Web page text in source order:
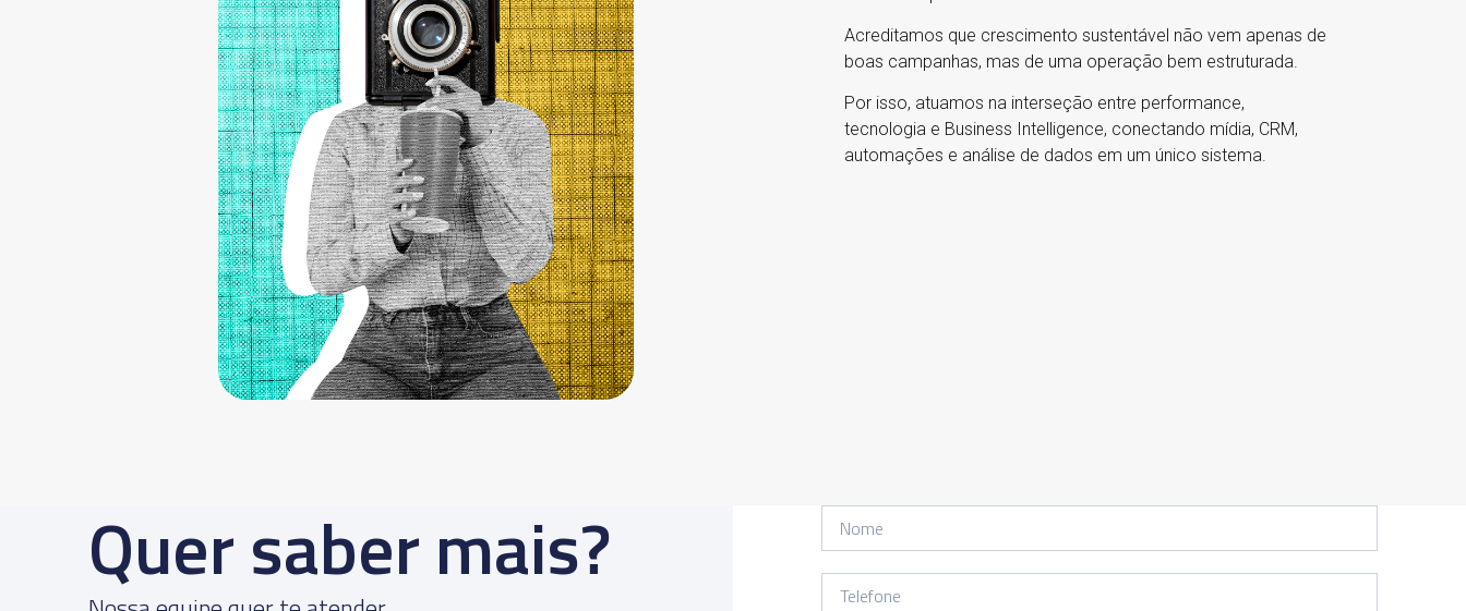
Acreditamos que crescimento sustentável não vem apenas de
boas campanhas, mas de uma operação bem estruturada.
Por isso, atuamos na interseção entre performance,
tecnologia e Business Intelligence, conectando mídia, CRM,
automações e análise de dados em um único sistema.
Quer saber mais?